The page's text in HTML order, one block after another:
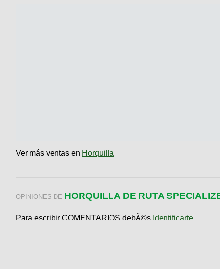
Ver más ventas en Horquilla
OPINIONES DE HORQUILLA DE RUTA
Para escribir COMENTARIOS debÃ©s Identificarte